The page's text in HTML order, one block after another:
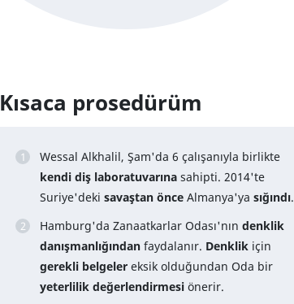
Kısaca prosedürüm
Wessal Alkhalil, Şam'da 6 çalışanıyla birlikte
kendi diş laboratuvarına sahipti. 2014'te
Suriye'dekisavaştan önce Almanya'yasığındı.
Hamburg'da Zanaatkarlar Odası'nındenklik
danışmanlığından faydalanır. Denklik için
gerekli belgeler eksik olduğundan Oda bir
yeterlilik değerlendirmesi önerir.